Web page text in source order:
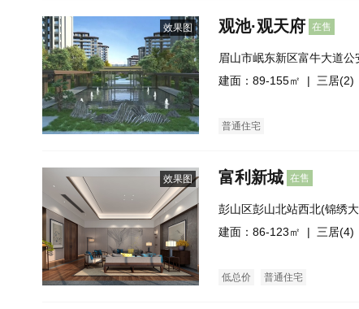
效果图 观池·观天府 在售
眉山市岷东新区富牛大道公
建面：89-155㎡ | 三居(2)
普通住宅
效果图 富利新城 在售
彭山区彭山北站西北(锦绣
建面：86-123㎡ | 三居(4)
低总价 普通住宅